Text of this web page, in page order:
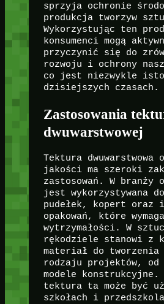
sprzyja ochronie
produkcja tworzyw
Wykorzystując ten
konsumenci mogą
przyczynić się do
rozwoju i ochrony
co jest niezwykle
dzisiejszych czasach.
Zastosowania
dwuwarstwowej
Tektura dwuwarstwowa
jakości ma szeroki
zastosowań. W branży
jest wykorzystywana
pudełek, kopert oraz
opakowań, które
wytrzymałości. W
rękodziele stanowi z
materiał do tworzenia
rodzaju projektów, od
modele konstrukcyjne.
tektura ta może być
szkołach i